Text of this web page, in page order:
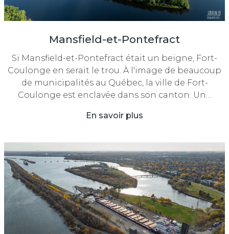
Mansfield-et-Pontefract
Si Mansfield-et-Pontefract était un beigne, Fort-
Coulonge en serait le trou. À l'image de beaucoup
de municipalités au Québec, la ville de Fort-
Coulonge est enclavée dans son canton. Un…
En savoir plus